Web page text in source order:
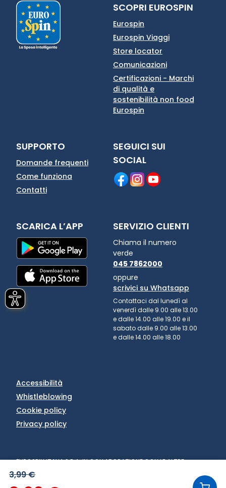
3,99 €
SCOPRI EUROSPIN
Eurospin
Eurospin Viaggi
Store locator
Comunicazioni
Certificazioni - Marchi
di qualità e
sostenibilità non food
Eurospin
SUPPORTO
Domande frequenti
Come funziona
Contatti
SEGUICI SUI
SOCIAL
SCARICA L’APP SERVIZIO CLIENTI
Chiama il numero
verde
045 7862000
oppure
scrivici su Whatsapp
Contattaci dal lunedì al
venerdì dalle 9.00 alle 13.00
e dalle 14.00 alle 19.00 e il
sabato dalle 9.00 alle 13.00
e dalle 14.00 alle 18.00
Accessibilità
Whistleblowing
Cookie policy
Privacy policy
EUROSPIN ITALIA S.P.A. IN COLLABORAZIONE CON LE ALTRE
SOCIETÀ DEL GRUPPO - VIA CAMPALTO 3/D - 37036 SAN
MARTINO BUON ALBERGO (VR) - FAX +39 045 8782333 - PARTITA